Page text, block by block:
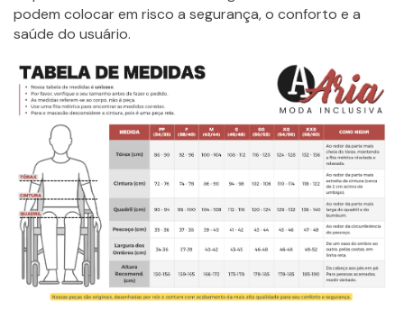
podem colocar em risco a segurança, o conforto e a
saúde do usuário.